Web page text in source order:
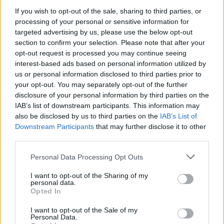
If you wish to opt-out of the sale, sharing to third parties, or
processing of your personal or sensitive information for
targeted advertising by us, please use the below opt-out
section to confirm your selection. Please note that after your
opt-out request is processed you may continue seeing
interest-based ads based on personal information utilized by
us or personal information disclosed to third parties prior to
your opt-out. You may separately opt-out of the further
disclosure of your personal information by third parties on the
IAB’s list of downstream participants. This information may
also be disclosed by us to third parties on the IAB’s List of
Downstream Participants that may further disclose it to other
Please note that this website/app uses one or more Google
not limited to your visit or usage behaviour. You may click to
grant or deny consent to Google and its third-party tags to
use your data for below specified purposes in below Google
consent section.
Personal Data Processing Opt Outs
I want to opt-out of the Sharing of my
personal data.
Opted In
I want to opt-out of the Sale of my
Personal Data.
50mila nel resort
Meteo Olbia 7 agosto, sole e caldo tornano
protagonisti
Test tunnel Olbia: rampe chiuse ancora fino a
fine agosto
Aggius conquista la classifica delle mete più
amate dell’estate 2026